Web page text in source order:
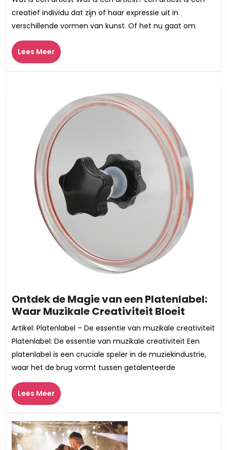
van
artiest:
creatief individu dat zijn of haar expressie uit in
verschillende vormen van kunst. Of het nu gaat om
Lees MeerLees
Meer
Ontdek de Magie van een Platenlabel:
Waar Muzikale Creativiteit Bloeit
de
Magie
van
een
Artikel: Platenlabel – De essentie van muzikale creativiteit
Platenlabel: De essentie van muzikale creativiteit Een
platenlabel is een cruciale speler in de muziekindustrie,
waar het de brug vormt tussen getalenteerde
Lees MeerLees
Meer